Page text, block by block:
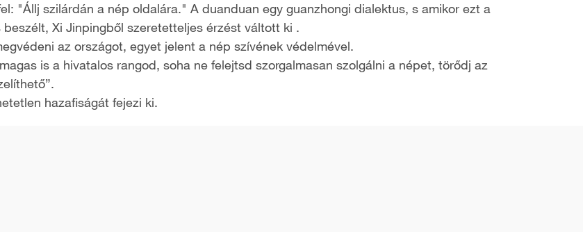
"Állj szilárdán a nép oldalára." A duanduan egy guanzhongi dialektus, s amikor ezt a
Xi Jinpingből szeretetteljes érzést váltott ki .
az országot, egyet jelent a nép szívének védelmével.
is a hivatalos rangod, soha ne felejtsd szorgalmasan szolgálni a népet, törődj az
hazafiságát fejezi ki.